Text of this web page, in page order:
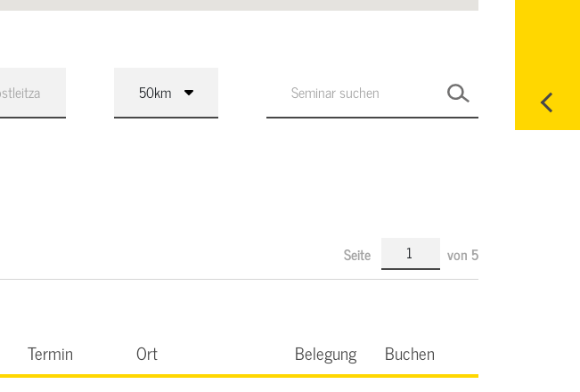
Seite von 5
Termin Ort Belegung Buchen